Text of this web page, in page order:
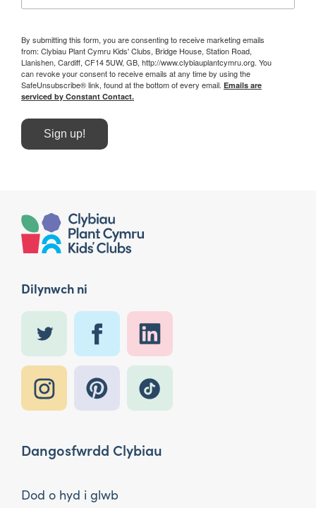
By submitting this form, you are consenting to receive marketing emails
from: Clybiau Plant Cymru Kids' Clubs, Bridge House, Station Road,
Llanishen, Cardiff, CF14 5UW, GB, http://www.clybiauplantcymru.org. You
can revoke your consent to receive emails at any time by using the
SafeUnsubscribe® link, found at the bottom of every email. Emails are
serviced by Constant Contact.
Sign up!
Dilynwch ni
Dangosfwrdd Clybiau
Dod o hyd i glwb